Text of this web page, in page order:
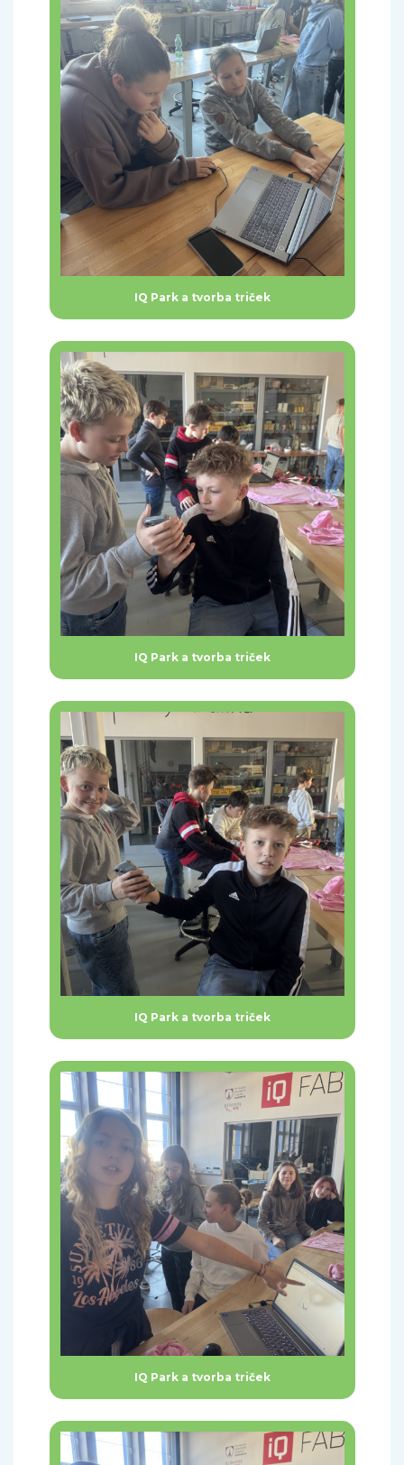
IQ Park a tvorba triček
IQ Park a tvorba triček
IQ Park a tvorba triček
IQ Park a tvorba triček